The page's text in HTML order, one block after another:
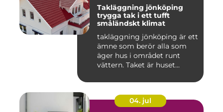
Takläggning jönköping
trygga tak i ett tufft
småländskt klimat
takläggning jönköping är ett
ämne som berör alla som
äger hus i området runt
vättern. Taket är huset...
04. jul